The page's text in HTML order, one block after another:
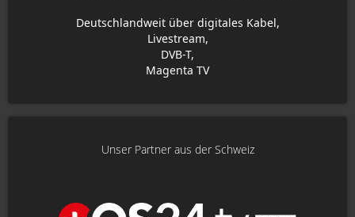
Deutschlandweit über digitales Kabel,
Livestream,
DVB-T,
Magenta TV
Unser Partner aus der Schweiz